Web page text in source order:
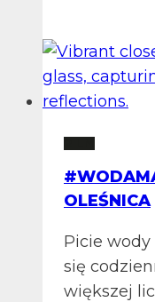
OLEŚNICA
Picie
się
większej